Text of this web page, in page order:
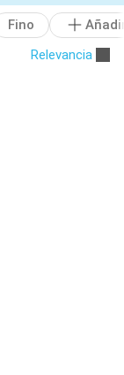
Fino
Relevancia